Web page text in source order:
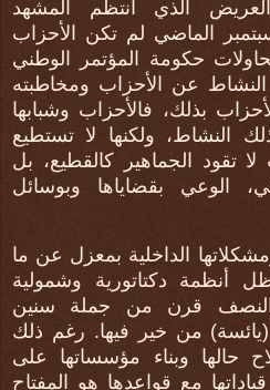
الذي انتظم المشهد
الماضي لم تكن الأحزاب
حكومة المؤتمر الوطني
النشاط عن الأحزاب ومخاطبته
بذلك، فالأحزاب وشبابها
النشاط، ولكنها لا تستطيع
لا تقود الجماهير كالقطيع، بل
الوعي بقضاياها وبوسائل
الداخلية بمعزل عن ما
دكتاتورية وشمولية
النصف قرن من جملة سنين
(يائسة) من خير فيها. رغم ذلك
حالها وبناء مؤسساتها على
مع قواعدها هو المفتاح